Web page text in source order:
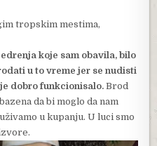
tropskim mestima,
koje sam obavila, bilo
u to vreme jer se nudisti
dobro funkcionisalo. Brod
da bi moglo da nam
u kupanju. U luci smo